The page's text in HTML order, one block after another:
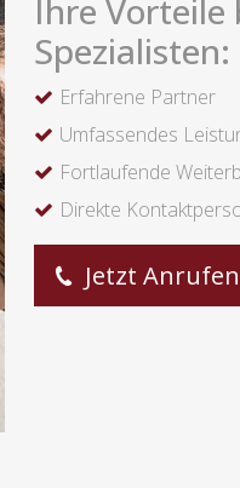
Ihre Vorteile
Spezialisten:
Erfahrene Partner
Umfassendes
Fortlaufende
Direkte
Jetzt Anrufen